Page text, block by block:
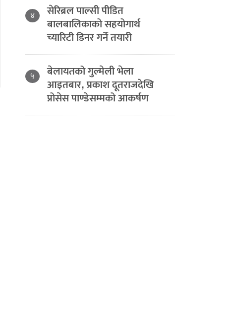
४ सेरिब्रल पाल्सी पीडित
बालबालिकाको सहयोगार्थ
च्यारिटी डिनर गर्ने तयारी
५ बेलायतको गुल्मेली भेला
आइतबार, प्रकाश दूतराजदेखि
प्रोसेस पाण्डेसम्मको आकर्षण